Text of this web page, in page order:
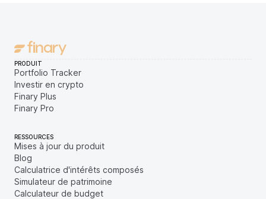
PRODUIT
Portfolio Tracker
Investir en crypto
Finary Plus
Finary Pro
RESSOURCES
Mises à jour du produit
Blog
Calculatrice d'intérêts composés
Simulateur de patrimoine
Calculateur de budget